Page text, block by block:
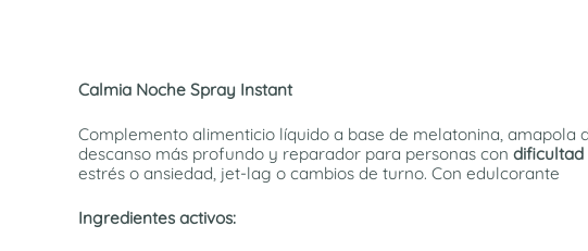
Calmia Noche Spray Instant
Complemento alimenticio líquido a base de melatonina,
descanso más profundo y reparador para personas con dificultad
estrés o ansiedad, jet-lag o cambios de turno. Con edulcorante
Ingredientes activos: